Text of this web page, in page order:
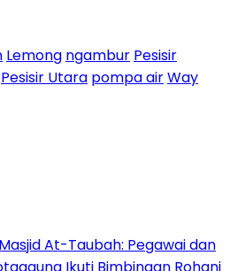
Lemong ngambur Pesisir
Pesisir Utara pompa airWay
At-Taubah: Pegawai dan
Ikuti Bimbingan Rohani